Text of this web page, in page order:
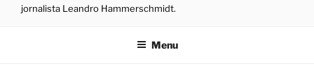
jornalista Leandro Hammerschmidt.
Menu